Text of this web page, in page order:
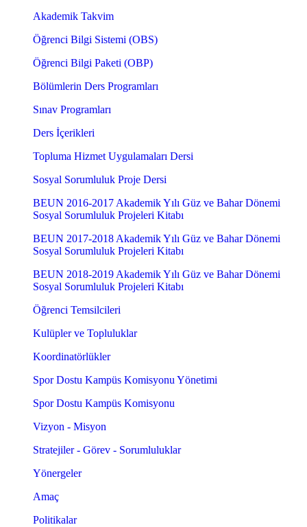
Akademik Takvim
Öğrenci Bilgi Sistemi (OBS)
Öğrenci Bilgi Paketi (OBP)
Bölümlerin Ders Programları
Sınav Programları
Ders İçerikleri
Topluma Hizmet Uygulamaları Dersi
Sosyal Sorumluluk Proje Dersi
BEUN 2016-2017 Akademik Yılı Güz ve Bahar Dönemi
Sosyal Sorumluluk Projeleri Kitabı
BEUN 2017-2018 Akademik Yılı Güz ve Bahar Dönemi
Sosyal Sorumluluk Projeleri Kitabı
BEUN 2018-2019 Akademik Yılı Güz ve Bahar Dönemi
Sosyal Sorumluluk Projeleri Kitabı
Öğrenci Temsilcileri
Kulüpler ve Topluluklar
Koordinatörlükler
Spor Dostu Kampüs Komisyonu Yönetimi
Spor Dostu Kampüs Komisyonu
Vizyon - Misyon
Stratejiler - Görev - Sorumluluklar
Yönergeler
Amaç
Politikalar